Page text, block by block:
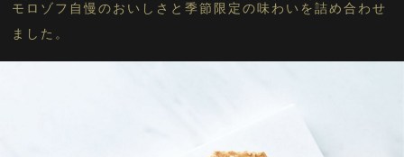
モロゾフ自慢のおいしさと季節限定の味わいを詰め合わせ
ました。